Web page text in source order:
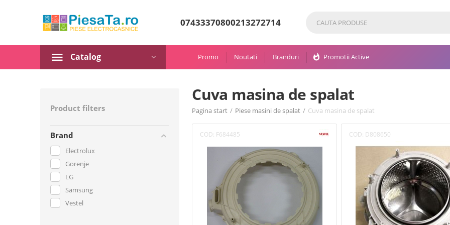
07433370800213272714
Catalog Promo Noutati Branduri whatshot Promotii Active
Product filters
Brand
Electrolux
Gorenje
LG
Samsung
Vestel
Cuva masina de spalat
Pagina start / Piese masini de spalat / Cuva masina de spalat
COD: F684485 COD: D808650